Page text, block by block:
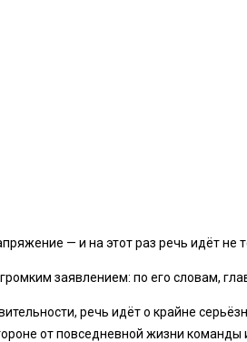
— и на этот раз речь идёт не
заявлением: по его словам,
речь идёт о крайне
от повседневной жизни